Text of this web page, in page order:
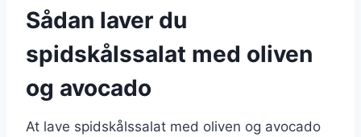
Sådan laver du
spidskålssalat med oliven
og avocado
At lave spidskålssalat med oliven og avocado